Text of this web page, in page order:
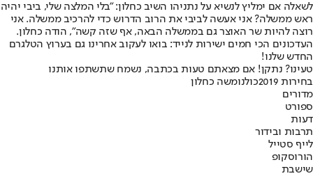
לשאלה אם ימליץ לנשיא על נתניהו השיב כחלון: "בלי המלצה שלי, ביבי יהיה
ראש ממשלה? אני אעשה לביבי את הרוב הדרוש כדי להרכיב ממשלה. אני
רוצה להיות שר האוצר גם בממשלה הבאה, אף שזה קשה", הודה כחלון.
העדכונים הכי חמים ישירות לנייד: בואו לעקוב אחרינו גם בערוץ הטלגרם
החדש שלנו!
טעינו? נתקן! אם מצאתם טעות בכתבה, נשמח שתשתפו אותנו
בחירות 2019
כולנומשה כחלון
מדורים
ספורט
דעות
תרבות ובידור
לייף סטייל
הורוסקופ
שישבת